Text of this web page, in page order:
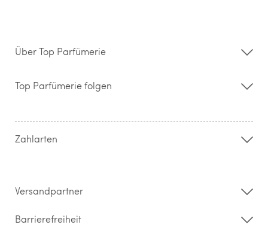
Über Top Parfümerie
Storefinder
Kontakt
Widerrufsrecht & Rückgabebedingungen
Top Parfümerie folgen
Zahlarten
Versandpartner
Barrierefreiheit